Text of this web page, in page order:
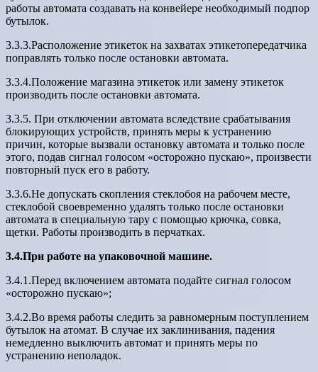
работы автомата создавать на конвейере необходимый подпор
бутылок.
3.3.3.Расположение этикеток на захватах этикетопередатчика
поправлять только после остановки автомата.
3.3.4.Положение магазина этикеток или замену этикеток
производить после остановки автомата.
3.3.5. При отключении автомата вследствие срабатывания
блокирующих устройств, принять меры к устранению
причин, которые вызвали остановку автомата и только после
этого, подав сигнал голосом «осторожно пускаю», произвести
повторный пуск его в работу.
3.3.6.Не допускать скопления стеклобоя на рабочем месте,
стеклобой своевременно удалять только после остановки
автомата в специальную тару с помощью крючка, совка,
щетки. Работы производить в перчатках.
3.4.При работе на упаковочной машине.
3.4.1.Перед включением автомата подайте сигнал голосом
«осторожно пускаю»;
3.4.2.Во время работы следить за равномерным поступлением
бутылок на атомат. В случае их заклинивания, падения
немедленно выключить автомат и принять меры по
устранению неполадок.